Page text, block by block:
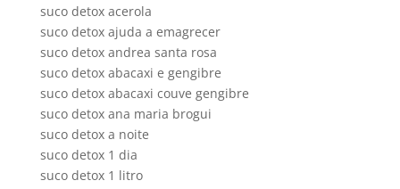
suco detox acerola
suco detox ajuda a emagrecer
suco detox andrea santa rosa
suco detox abacaxi e gengibre
suco detox abacaxi couve gengibre
suco detox ana maria brogui
suco detox a noite
suco detox 1 dia
suco detox 1 litro